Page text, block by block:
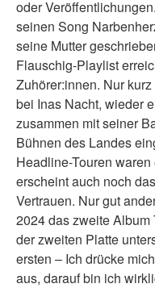
oder
seinen Song
seine Mutter
Flauschig-Playlist
Zuhörer:innen. Nur
bei Inas Nacht, wieder
zusammen mit seiner
Bühnen des Landes
Headline-Touren
erscheint auch noch
Vertrauen. Nur gut
2024 das zweite Album
der zweiten Platte
ersten – Ich drücke
aus, darauf bin ich